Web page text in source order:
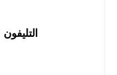
التليفون :